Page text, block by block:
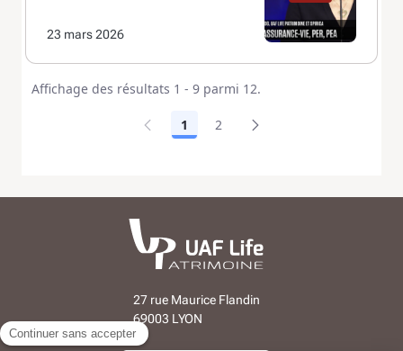
23 mars 2026
Affichage des résultats 1 - 9 parmi 12.
1 2
27 rue Maurice Flandin
69003 LYON